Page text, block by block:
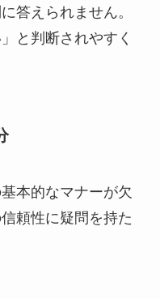
答えられません。
と判断されやすく
本的なマナーが欠
頼性に疑問を持た